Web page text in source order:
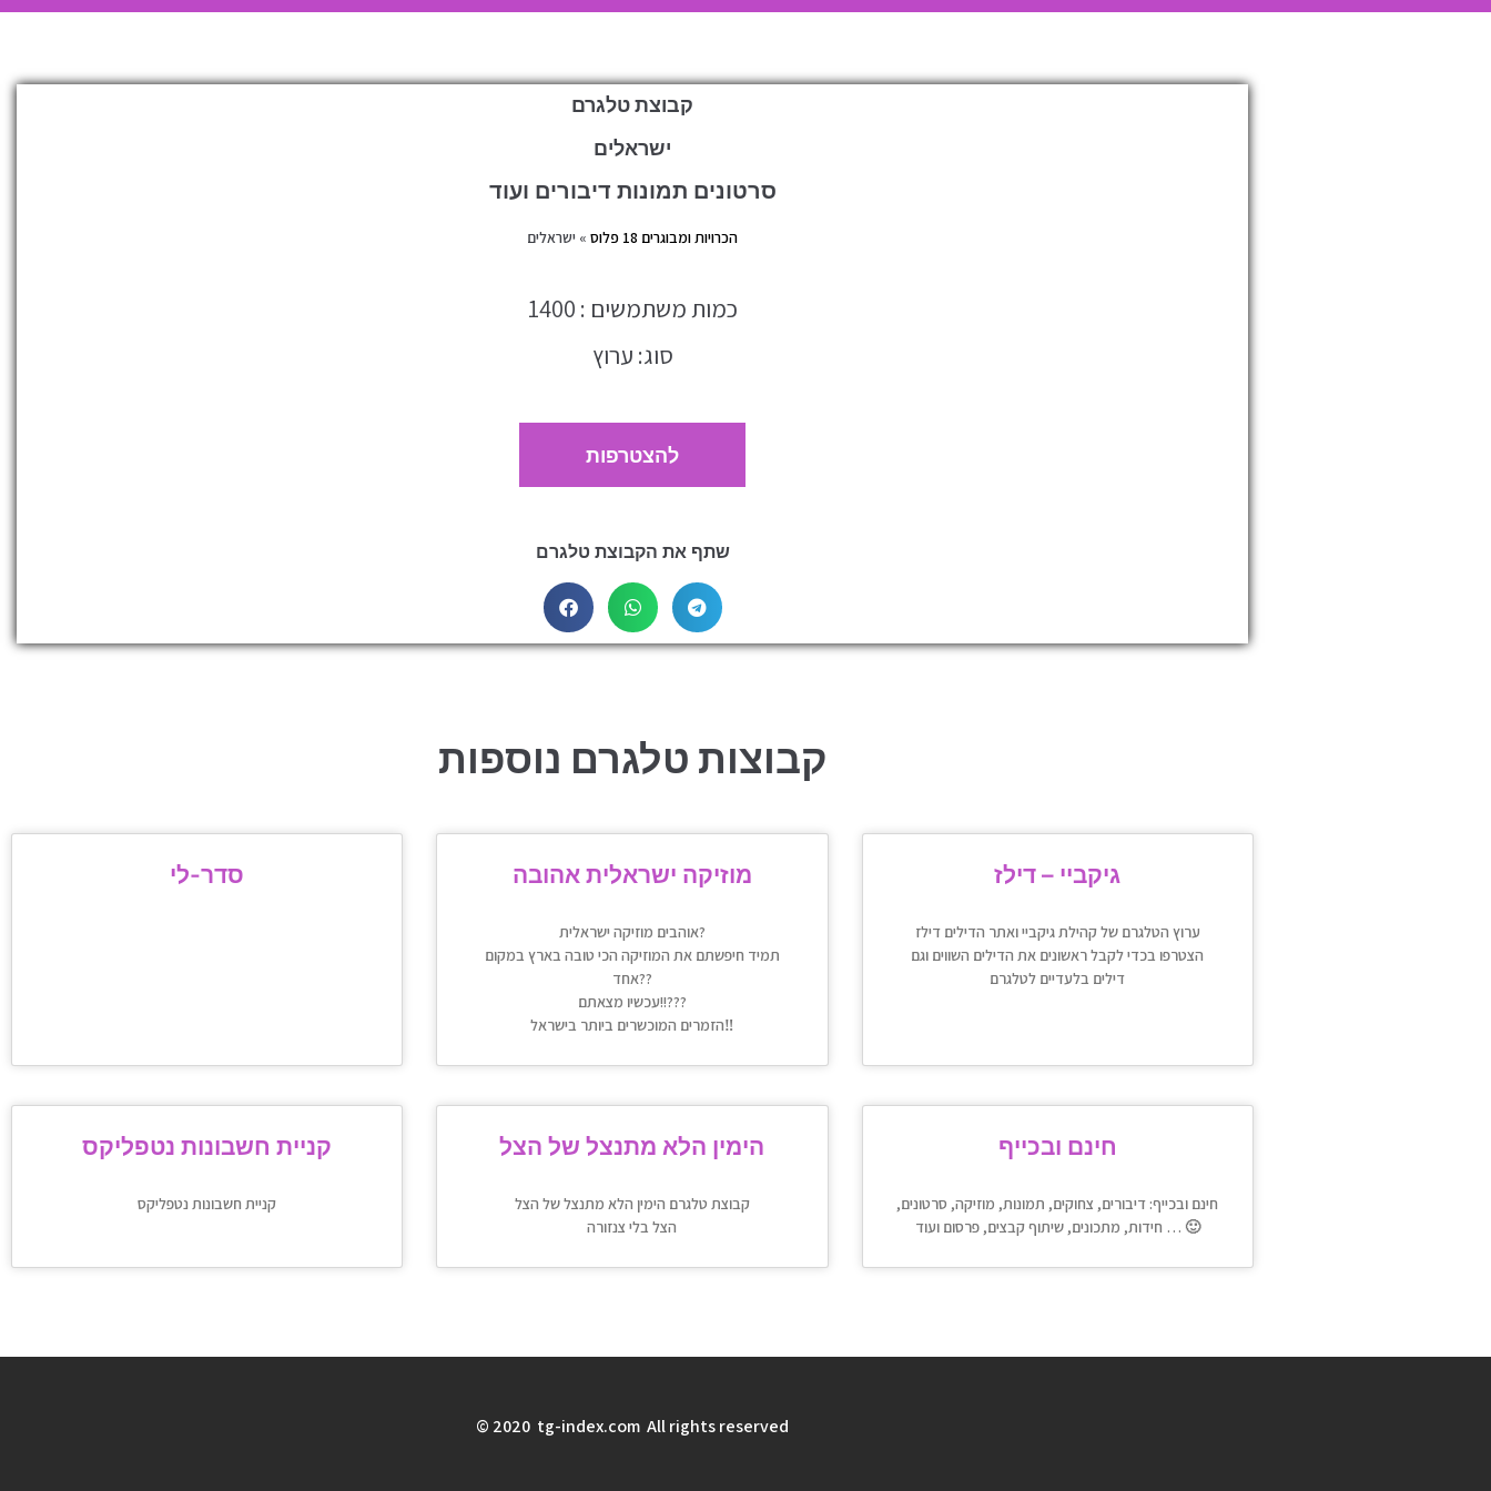
קבוצת טלגרם
ישראלים
סרטונים תמונות דיבורים ועוד
הכרויות ומבוגרים 18 פלוס » ישראלים
כמות משתמשים : 1400
סוג: ערוץ
להצטרפות
שתף את הקבוצת טלגרם
קבוצות טלגרם נוספות
סדר-לי מוזיקה ישראלית אהובה
אוהבים מוזיקה ישראלית?
תמיד חיפשתם את המוזיקה הכי טובה בארץ במקום
אחד??
עכשיו מצאתם!!???
הזמרים המוכשרים ביותר בישראל‼️
גיקביי – דילז
ערוץ הטלגרם של קהילת גיקביי ואתר הדילים דילז
הצטרפו בכדי לקבל ראשונים את הדילים השווים וגם
דילים בלעדיים לטלגרם
קניית חשבונות נטפליקס
קניית חשבונות נטפליקס
הימין הלא מתנצל של הצל
קבוצת טלגרם הימין הלא מתנצל של הצל
הצל בלי צנזורה
חינם ובכייף
חינם ובכייף: דיבורים, צחוקים, תמונות, מוזיקה, סרטונים,
חידות, מתכונים, שיתוף קבצים, פרסום ועוד … 🙂
© 2020 tg-index.com All rights reserved